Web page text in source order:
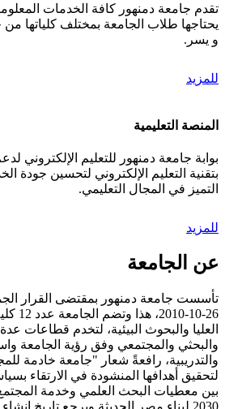
تقدم جامعة دمنهور كافة الخدمات
يحتاجها طلاب الجامعة بمختلف كلياتها
و يسر.
للمزيد
المنصة التعليمية
بوابة جامعة دمنهور للتعليم الإلكتروني
بتقنية التعليم الإلكتروني لتحسين جودة
التميز في المجال التعليمي.
للمزيد
عن الجامعة
26-10-
العليا والبحوث البيئية، لتخدم قطاعات
والبحثي والمجتمعي وفق رؤية الجامعة
والتدريبية، رافعةً شعار "جامعة خادمة
لتحقيق أهدافها المنشودة في الارتقاء
بين معطيات البحث العلمي وخدمة
2030 لبناء مصر الحديثة.ويرجع تاريخ